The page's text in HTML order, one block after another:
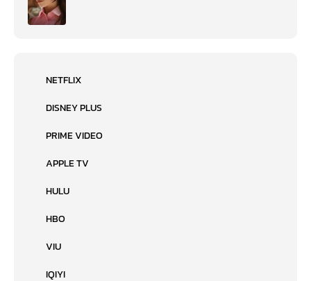
NETFLIX
DISNEY PLUS
PRIME VIDEO
APPLE TV
HULU
HBO
VIU
IQIYI